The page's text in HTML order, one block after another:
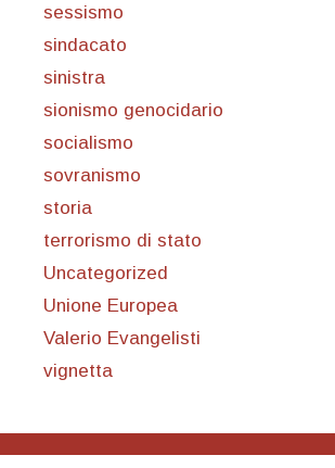
sessismo
sindacato
sinistra
sionismo genocidario
socialismo
sovranismo
storia
terrorismo di stato
Uncategorized
Unione Europea
Valerio Evangelisti
vignetta